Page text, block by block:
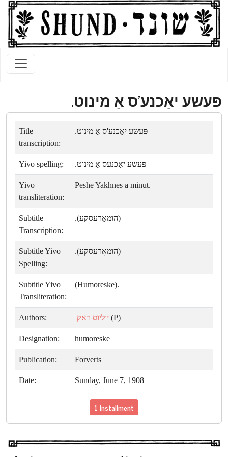
פּעשע יאַכנע'ס אַ מינוט.
Title
transcription:
פּעשע יאַכנע'ס אַ מינוט.
Yivo spelling: פּעשע יאַכנעס אַ מינוט.
Yivo
transliteration:
Peshe Yakhnes a minut.
Subtitle
Transcription:
(הומאָרעסקע).
Subtitle Yivo
Spelling:
(הומאָרעסקע).
Subtitle Yivo
Transliteration:
(Humoreske).
Authors: יוליוס ראַק (P)
Designation: humoreske
Publication: Forverts
Date: Sunday, June 7, 1908
1 Installment